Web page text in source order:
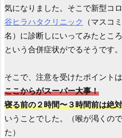
気になりました。そこで新型コ
谷ヒラハタクリニック
（マスコ
名）に診断しにいってみたとこ
という合併症状がでるそうです。
そこで、注意を受けたポイント
ここからがスーパー大事！
寝る前の２時間〜３時間前は絶
いうことでした。（喉が渇くの
た）